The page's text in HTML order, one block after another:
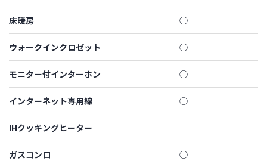
床暖房 ◯
ウォークインクロゼット ◯
モニター付インターホン ◯
インターネット専用線 ◯
IHクッキングヒーター ―
ガスコンロ ◯